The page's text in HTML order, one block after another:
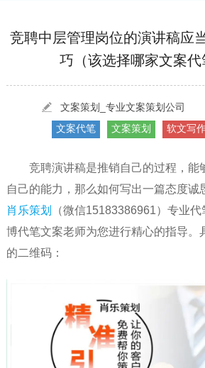
[2022-05-29] 实体门店如何做网络推广吸引客户，实体店网络营销技巧...
污水处理设备厂家产品如何做网络推广（污水处理项目网...
竞聘中层管理岗位的演讲稿应
巧（该选择哪家文案代
文案策划_专业文案策划公司
文案代笔
文案策划 软文写
竞聘演讲稿是推销自己的过程，能
自己的能力，那么如何写出一篇态度诚
肖乐策划
（微信15183386961）专业
博代笔文案老师为您进行精心的指导。
的二维码：